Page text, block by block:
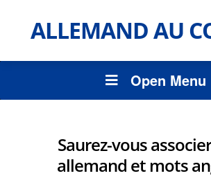
ALLEMAND AU
Open Menu
Saurez-vous
allemand et mots